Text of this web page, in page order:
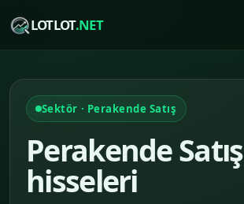
LOTLOT.NET
Sektör · Perakende Satış
Perakende Satış
hisseleri